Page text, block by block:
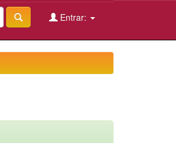
Entrar: